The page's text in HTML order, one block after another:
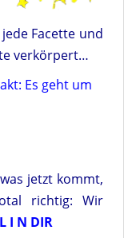
Facette und
verkörpert…
Es geht um
jetzt kommt,
richtig: Wir
I N DIR